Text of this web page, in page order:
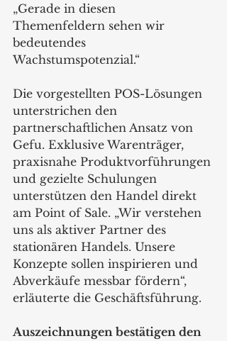
„Gerade in diesen
Themenfeldern sehen wir
bedeutendes
Wachstumspotenzial.“
Die vorgestellten POS-Lösungen
unterstrichen den
partnerschaftlichen Ansatz von
Gefu. Exklusive Warenträger,
praxisnahe Produktvorführungen
und gezielte Schulungen
unterstützen den Handel direkt
am Point of Sale. „Wir verstehen
uns als aktiver Partner des
stationären Handels. Unsere
Konzepte sollen inspirieren und
Abverkäufe messbar fördern“,
erläuterte die Geschäftsführung.
Auszeichnungen bestätigen den